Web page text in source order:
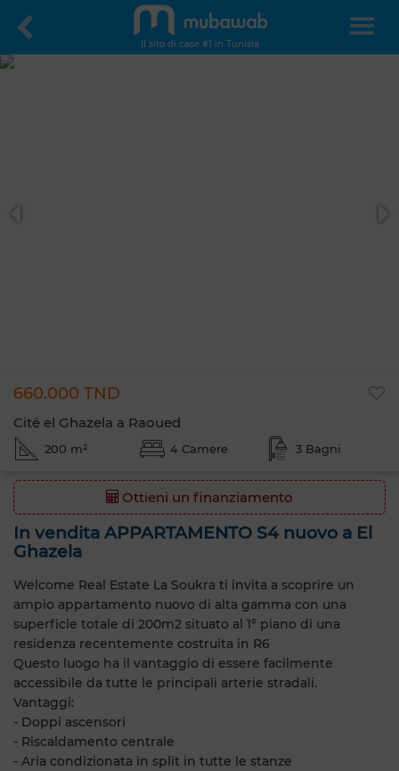
Il sito di case #1 in Tunisia
660.000 TND
Cité el Ghazela a Raoued
200 m² 4 Camere 3 Bagni
Ottieni un finanziamento
In vendita APPARTAMENTO S4 nuovo a El
Ghazela
Welcome Real Estate La Soukra ti invita a scoprire un
ampio appartamento nuovo di alta gamma con una
superficie totale di 200m2 situato al 1° piano di una
residenza recentemente costruita in R6
Questo luogo ha il vantaggio di essere facilmente
accessibile da tutte le principali arterie stradali.
Vantaggi:
- Doppi ascensori
- Riscaldamento centrale
- Aria condizionata in split in tutte le stanze